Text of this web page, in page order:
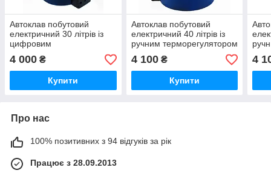
Автоклав побутовий
електричний 30 літрів із
цифровим
терморегулятором
4 000 ₴
Купити
Автоклав побутовий
електричний 40 літрів із
ручним терморегулятором
температури.
4 100₴
Купити
4
Про нас
100% позитивних з 94 відгуків за рік
Працює з 28.09.2013